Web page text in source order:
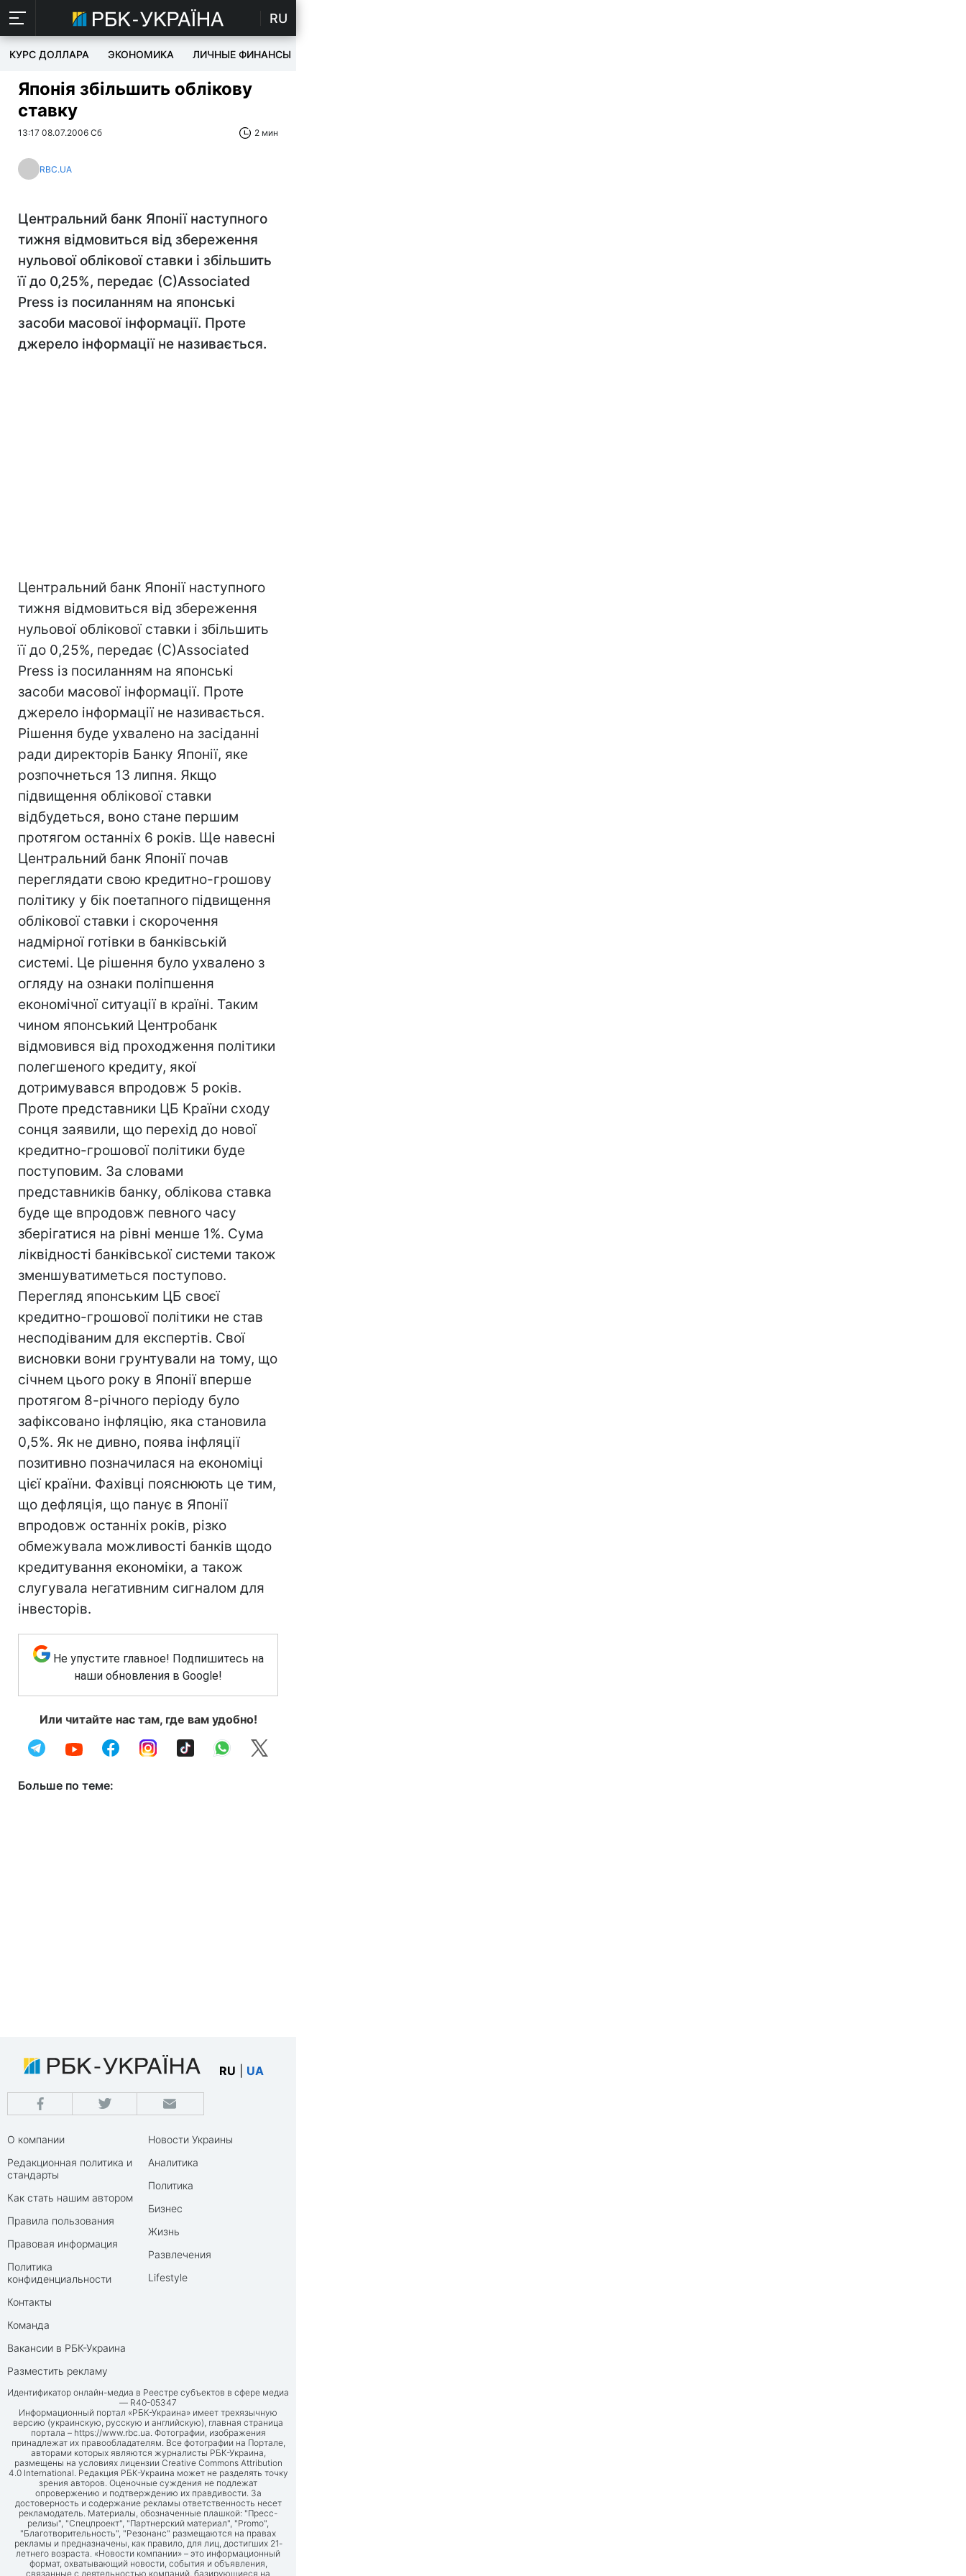
RU
КУРС ДОЛЛАРА ЭКОНОМИКА ЛИЧНЫЕ ФИНАНСЫ
Японія збільшить облікову
ставку
13:17 08.07.2006 Сб 2 мин
RBC.UA
Центральний банк Японії наступного
тижня відмовиться від збереження
нульової облікової ставки і збільшить
її до 0,25%, передає (С)Associated
Press із посиланням на японські
засоби масової інформації. Проте
джерело інформації не називається.
Центральний банк Японії наступного
тижня відмовиться від збереження
нульової облікової ставки і збільшить
її до 0,25%, передає (С)Associated
Press із посиланням на японські
засоби масової інформації. Проте
джерело інформації не називається.
Рішення буде ухвалено на засіданні
ради директорів Банку Японії, яке
розпочнеться 13 липня. Якщо
підвищення облікової ставки
відбудеться, воно стане першим
протягом останніх 6 років. Ще навесні
Центральний банк Японії почав
переглядати свою кредитно-грошову
політику у бік поетапного підвищення
облікової ставки і скорочення
надмірної готівки в банківській
системі. Це рішення було ухвалено з
огляду на ознаки поліпшення
економічної ситуації в країні. Таким
чином японський Центробанк
відмовився від проходження політики
полегшеного кредиту, якої
дотримувався впродовж 5 років.
Проте представники ЦБ Країни сходу
сонця заявили, що перехід до нової
кредитно-грошової політики буде
поступовим. За словами
представників банку, облікова ставка
буде ще впродовж певного часу
зберігатися на рівні менше 1%. Сума
ліквідності банківської системи також
зменшуватиметься поступово.
Перегляд японським ЦБ своєї
кредитно-грошової політики не став
несподіваним для експертів. Свої
висновки вони грунтували на тому, що
січнем цього року в Японії вперше
протягом 8-річного періоду було
зафіксовано інфляцію, яка становила
0,5%. Як не дивно, поява інфляції
позитивно позначилася на економіці
цієї країни. Фахівці пояснюють це тим,
що дефляція, що панує в Японії
впродовж останніх років, різко
обмежувала можливості банків щодо
кредитування економіки, а також
слугувала негативним сигналом для
інвесторів.
Не упустите главное! Подпишитесь на
наши обновления в Google!
Или читайте нас там, где вам удобно!
Больше по теме:
RU UA
О компании
Редакционная политика и
стандарты
Как стать нашим автором
Правила пользования
Правовая информация
Политика
конфиденциальности
Контакты
Команда
Вакансии в РБК-Украина
Разместить рекламу
Новости Украины
Аналитика
Политика
Бизнес
Жизнь
Развлечения
Lifestyle
Идентификатор онлайн-медиа в Реестре субъектов в сфере медиа
— R40-05347
Информационный портал «РБК-Украина» имеет трехязычную
версию (украинскую, русскую и английскую), главная страница
портала – https://www.rbc.ua. Фотографии, изображения
принадлежат их правообладателям. Все фотографии на Портале,
авторами которых являются журналисты РБК-Украина,
размещены на условиях лицензии Creative Commons Attribution
4.0 International. Редакция РБК-Украина может не разделять точку
зрения авторов. Оценочные суждения не подлежат
опровержению и подтверждению их правдивости. За
достоверность и содержание рекламы ответственность несет
рекламодатель. Материалы, обозначенные плашкой: "Пресс-
релизы", "Спецпроект", "Партнерский материал", "Promo",
"Благотворительность", "Резонанс" размещаются на правах
рекламы и предназначены, как правило, для лиц, достигших 21-
летнего возраста. «Новости компании» – это информационный
формат, охватывающий новости, события и объявления,
связанные с деятельностью компаний, базирующиеся на